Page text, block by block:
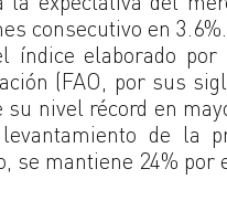
consecutivo en 3.6%.
índice elaborado
(FAO, por sus
su nivel récord en
de la
se mantiene 24% por